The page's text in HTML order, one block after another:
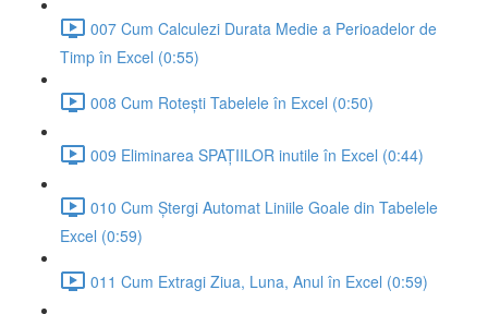
007 Cum Calculezi Durata Medie a Perioadelor de
Timp în Excel (0:55)
008 Cum Rotești Tabelele în Excel (0:50)
009 Eliminarea SPAȚIILOR inutile în Excel (0:44)
010 Cum Ștergi Automat Liniile Goale din Tabelele
Excel (0:59)
011 Cum Extragi Ziua, Luna, Anul în Excel (0:59)